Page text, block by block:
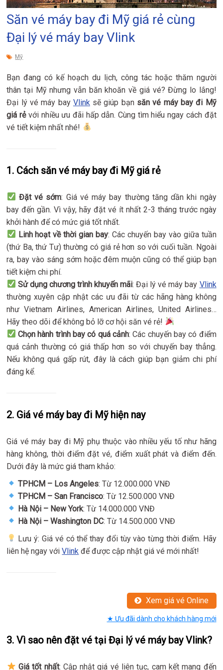
Săn vé máy bay đi Mỹ giá rẻ cùng
Đại lý vé máy bay Vlink
Mỹ
Bạn đang có kế hoạch du lịch, công tác hoặc thăm người
thân tại Mỹ nhưng vẫn băn khoăn về giá vé? Đừng lo lắng!
Đại lý vé máy bay Vlinksẽ giúp bạn săn vé máy bay đi Mỹ
giá rẻvới nhiều ưu đãi hấp dẫn. Cùng tìm hiểu ngay cách đặt
vé tiết kiệm nhất nhé!
1. Cách săn vé máy bay đi Mỹ giá rẻ
Đặt vé sớm: Giá vé máy bay thường tăng dần khi ngày
bay đến gần. Vì vậy, hãy đặt vé ít nhất 2-3 tháng trước ngày
khởi hành để có mức giá tốt nhất.
Linh hoạt về thời gian bay: Các chuyến bay vào giữa tuần
(thứ Ba, thứ Tư) thường có giá rẻ hơn so với cuối tuần. Ngoài
ra, bay vào sáng sớm hoặc đêm muộn cũng có thể giúp bạn
tiết kiệm chi phí.
Sử dụng chương trình khuyến mãi: Đại lý vé máy bay Vlink
thường xuyên cập nhật các ưu đãi từ các hãng hàng không
như Vietnam Airlines, American Airlines, United Airlines…
Hãy theo dõi để không bỏ lỡ cơ hội săn vé rẻ!
Chọn hành trình bay có quá cảnh: Các chuyến bay có điểm
quá cảnh thường có giá thấp hơn so với chuyến bay thẳng.
Nếu không quá gấp rút, đây là cách giúp bạn giảm chi phí
đáng kể.
2. Giá vé máy bay đi Mỹ hiện nay
Giá vé máy bay đi Mỹ phụ thuộc vào nhiều yếu tố như hãng
hàng không, thời điểm đặt vé, điểm xuất phát và điểm đến.
Dưới đây là mức giá tham khảo:
TPHCM – Los Angeles: Từ 12.000.000 VNĐ
TPHCM – San Francisco: Từ 12.500.000 VNĐ
Hà Nội – New York: Từ 14.000.000 VNĐ
Hà Nội – Washington DC: Từ 14.500.000 VNĐ
Lưu ý: Giá vé có thể thay đổi tùy vào từng thời điểm. Hãy
liên hệ ngay vớiVlink để được cập nhật giá vé mới nhất!
Xem giá vé Online
★ Ưu đãi dành cho khách hàng mới
3. Vì sao nên đặt vé tại Đại lý vé máy bay Vlink?
Giá tốt nhất: Cập nhật giá vé liên tục, cam kết mang đến